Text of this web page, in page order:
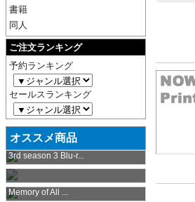
書籍
同人
ご注文ランキング
予約ランキング
セールスランキング
オススメ商品
Re：ゼロから始める異世界生活
3rd season 3 Blu-r...
「SO BΛT！」／I’ve
Whirlpool Complete Collection「A
Memory of All ...